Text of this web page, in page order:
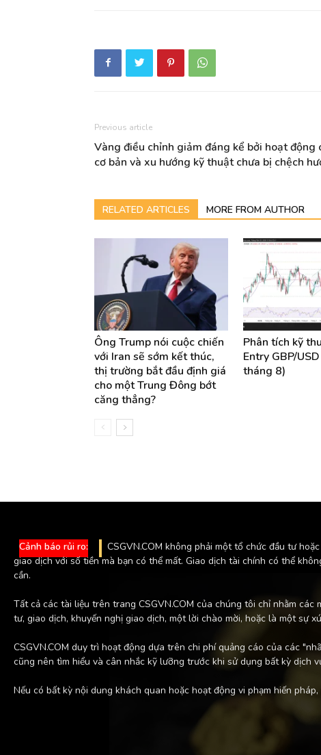
Previous article
Vàng điều chỉnh giảm đáng kể bởi hoạt
cơ bản và xu hướng kỹ thuật chưa bị chệch
RELATED ARTICLES MORE FROM AUTHOR
Ông Trump nói cuộc chiến
với Iran sẽ sớm kết thúc,
thị trường bắt đầu định giá
cho một Trung Đông bớt
căng thẳng?
Phân tích kỹ
Entry GBP/
tháng 8)
Cảnh báo rủi ro:
CSGVN.COM không phải một tổ chức đầu tư
giao dịch với số tiền mà bạn có thể mất. Giao dịch tài chính có thể
cần.
Tất cả các tài liệu trên trang CSGVN.COM của chúng tôi chỉ nhằm
tư, giao dịch, khuyến nghị giao dịch, một lời chào mời, hoặc là một sự
CSGVN.COM duy trì hoạt động dựa trên chi phí quảng cáo của các
cũng nên tìm hiểu và cân nhắc kỹ lưỡng trước khi sử dụng bất kỳ dịch
Nếu có bất kỳ nội dung khách quan hoặc hoạt động vi phạm hiến